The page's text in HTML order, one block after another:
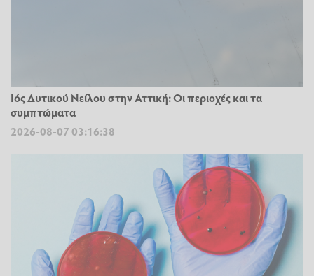
Ιός Δυτικού Νείλου στην Αττική: Οι περιοχές και τα
συμπτώματα
2026-08-07 03:16:38